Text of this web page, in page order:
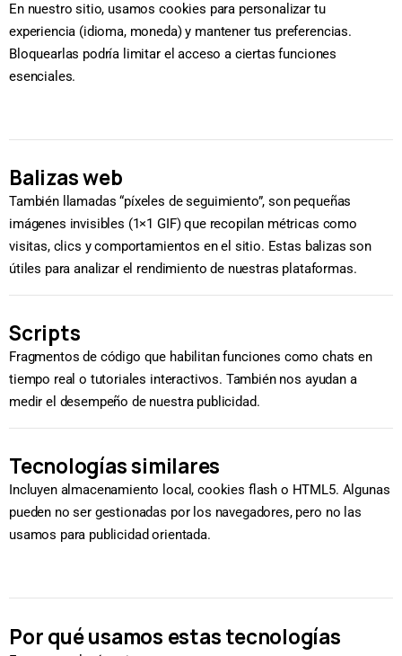
En nuestro sitio, usamos cookies para personalizar tu
experiencia (idioma, moneda) y mantener tus preferencias.
Bloquearlas podría limitar el acceso a ciertas funciones
esenciales.
Balizas web
También llamadas “píxeles de seguimiento”, son pequeñas
imágenes invisibles (1×1 GIF) que recopilan métricas como
visitas, clics y comportamientos en el sitio. Estas balizas son
útiles para analizar el rendimiento de nuestras plataformas.
Scripts
Fragmentos de código que habilitan funciones como chats en
tiempo real o tutoriales interactivos. También nos ayudan a
medir el desempeño de nuestra publicidad.
Tecnologías similares
Incluyen almacenamiento local, cookies flash o HTML5. Algunas
pueden no ser gestionadas por los navegadores, pero no las
usamos para publicidad orientada.
Por qué usamos estas tecnologías